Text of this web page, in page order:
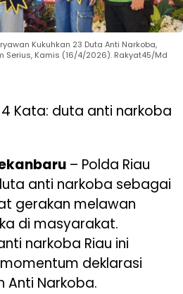
Kukuhkan 23 Duta Anti Narkoba,
Serius, Kamis (16/4/2026). Rakyat45/Md
Kata: duta anti narkoba
– Polda Riau
anti narkoba sebagai
gerakan melawan
di masyarakat.
narkoba Riau ini
deklarasi
Anti Narkoba.